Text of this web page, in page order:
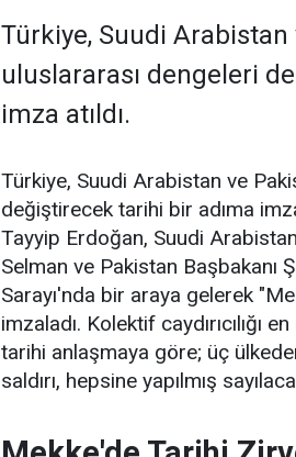
Türkiye, Suudi Arabistan
uluslararası dengeleri
imza atıldı.
Türkiye, Suudi Arabistan ve
değiştirecek tarihi bir adıma
Tayyip Erdoğan, Suudi
Selman ve Pakistan Başbakanı
Sarayı'nda bir araya gelerek
imzaladı. Kolektif caydırıcılığı
tarihi anlaşmaya göre; üç
saldırı, hepsine yapılmış